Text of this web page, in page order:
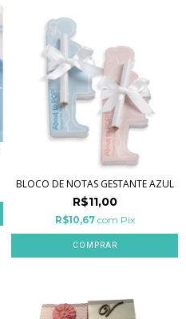
BLOCO DE NOTAS GESTANTE AZUL
R$11,00
R$10,67 com Pix